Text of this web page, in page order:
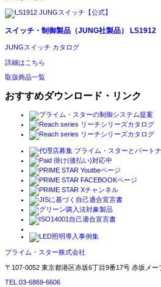
スイッチ・制御製品（JUNG社製品） LS1912
JUNGスイッチ カタログ
詳細はこちら
取扱商品一覧
おすすめダウンロード・リンク
プライム・スター株式会社
〒107-0052 東京都港区赤坂6丁目9番17号 赤坂メー
TEL:03-6869-6606